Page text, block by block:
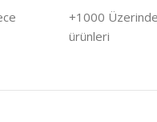
+1000
ürünleri